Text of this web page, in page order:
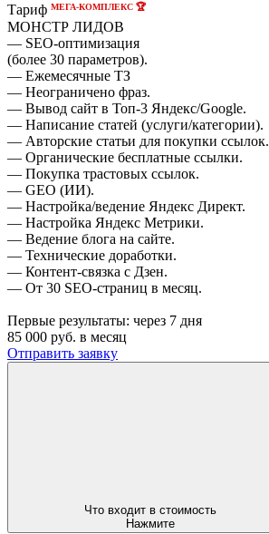
Тариф МЕГА-КОМПЛЕКС 🏆
МОНСТР ЛИДОВ
— SEO-оптимизация
(более 30 параметров).
— Ежемесячные ТЗ
— Неограничено фраз.
— Вывод сайт в Топ-3 Яндекс/Google.
— Написание статей (услуги/категории).
— Авторские статьи для покупки ссылок.
— Органические бесплатные ссылки.
— Покупка трастовых ссылок.
— GEO (ИИ).
— Настройка/ведение Яндекс Директ.
— Настройка Яндекс Метрики.
— Ведение блога на сайте.
— Технические доработки.
— Контент-связка с Дзен.
— От 30 SEO-страниц в месяц.
Первые результаты: через 7 дня
85 000 руб. в месяц
Отправить заявку
Что входит в стоимость
Нажмите